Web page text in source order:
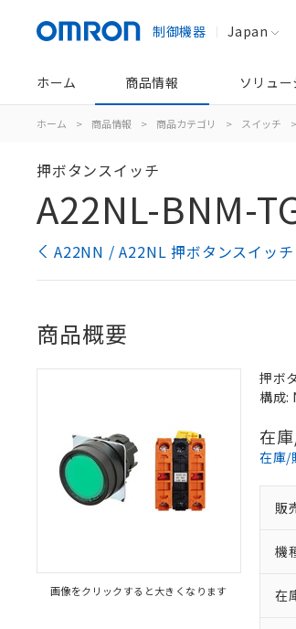
制御機器 Japan
ホーム 商品情報 ソリュ
ホーム > 商品情報 > 商品カテゴリ > スイッチ >
押ボタンスイッチ
A22NL-BNM-
A22NN / A22NL 押ボタンスイッ
商品概要
画像をクリックすると大きくなります
押ボ
構成:
在
在庫/
販
機
在